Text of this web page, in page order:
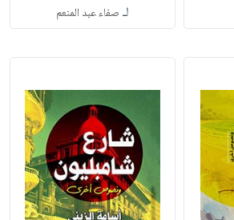
لـ صفاء عبد المنعم